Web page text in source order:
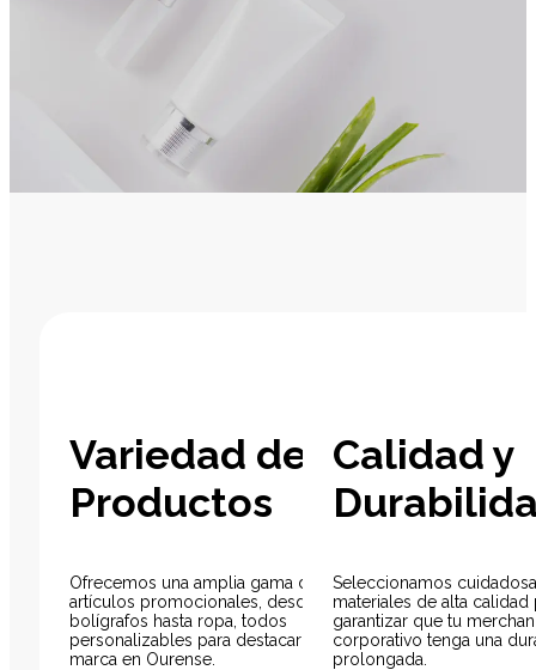
Variedad de
Productos
Ofrecemos una amplia gama de
artículos promocionales, desde
bolígrafos hasta ropa, todos
personalizables para destacar tu
marca en Ourense.
Calidad y
Seleccionamos
materiales de alta calidad
garantizar que tu
corporativo tenga una
prolongada.